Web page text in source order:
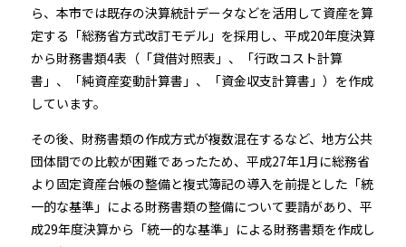
ら、本市では既存の決算統計データなどを活用して資産を算
定する「総務省方式改訂モデル」を採用し、平成20年度決算
から財務書類4表（「貸借対照表」、「行政コスト計算
書」、「純資産変動計算書」、「資金収支計算書」）を作成
しています。
その後、財務書類の作成方式が複数混在するなど、地方公共
団体間での比較が困難であったため、平成27年1月に総務省
より固定資産台帳の整備と複式簿記の導入を前提とした「統
一的な基準」による財務書類の整備について要請があり、平
成29年度決算から「統一的な基準」による財務書類を作成し